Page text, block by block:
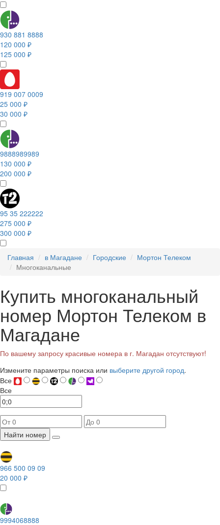
930 881 8888
120 000 ₽
125 000 ₽
919 007 0009
25 000 ₽
30 000 ₽
9888989989
130 000 ₽
200 000 ₽
95 35 222222
275 000 ₽
300 000 ₽
Главная в Магадане Городские
Мортон Телеком
Многоканальные
Купить многоканальный
номер Мортон Телеком в
Магадане
По вашему запросу красивые номера в г. Магадан отсутствуют!
Измените параметры поиска или выберите другой город.
Все
Все
Найти номер
966 500 09 09
20 000 ₽
9994068888